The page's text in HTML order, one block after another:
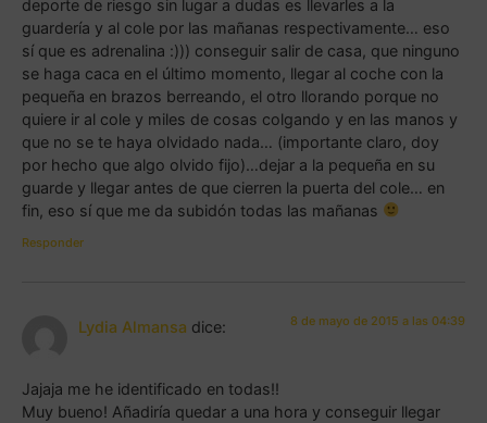
deporte de riesgo sin lugar a dudas es llevarles a la
guardería y al cole por las mañanas respectivamente… eso
sí que es adrenalina :))) conseguir salir de casa, que ninguno
se haga caca en el último momento, llegar al coche con la
pequeña en brazos berreando, el otro llorando porque no
quiere ir al cole y miles de cosas colgando y en las manos y
que no se te haya olvidado nada… (importante claro, doy
por hecho que algo olvido fijo)…dejar a la pequeña en su
guarde y llegar antes de que cierren la puerta del cole… en
fin, eso sí que me da subidón todas las mañanas
Responder
Lydia Almansa dice: 8 de mayo de 2015 a las 04:39
Jajaja me he identificado en todas!!
Muy bueno! Añadiría quedar a una hora y conseguir llegar